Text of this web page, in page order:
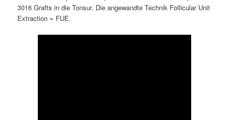
3016 Grafts in die Tonsur. Die angewandte Technik Follicular Unit
Extraction = FUE.